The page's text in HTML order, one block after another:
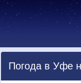
Погода в Уфе